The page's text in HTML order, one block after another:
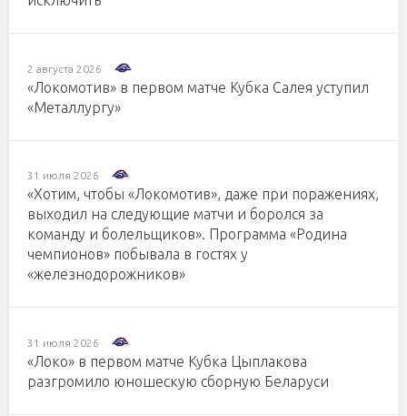
2 августа 2026
«Локомотив» в первом матче Кубка Салея уступил
«Металлургу»
31 июля 2026
«Хотим, чтобы «Локомотив», даже при поражениях,
выходил на следующие матчи и боролся за
команду и болельщиков». Программа «Родина
чемпионов» побывала в гостях у
«железнодорожников»
31 июля 2026
«Локо» в первом матче Кубка Цыплакова
разгромило юношескую сборную Беларуси